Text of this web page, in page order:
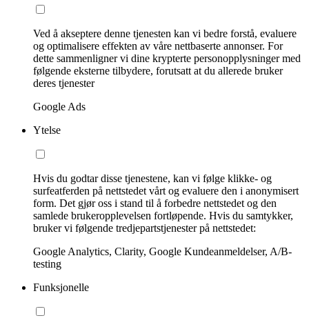
Ved å akseptere denne tjenesten kan vi bedre forstå, evaluere
og optimalisere effekten av våre nettbaserte annonser. For
dette sammenligner vi dine krypterte personopplysninger med
følgende eksterne tilbydere, forutsatt at du allerede bruker
deres tjenester
Google Ads
Ytelse
Hvis du godtar disse tjenestene, kan vi følge klikke- og
surfeatferden på nettstedet vårt og evaluere den i anonymisert
form. Det gjør oss i stand til å forbedre nettstedet og den
samlede brukeropplevelsen fortløpende. Hvis du samtykker,
bruker vi følgende tredjepartstjenester på nettstedet:
Google Analytics, Clarity, Google Kundeanmeldelser, A/B-
testing
Funksjonelle